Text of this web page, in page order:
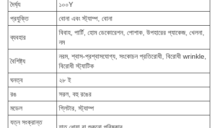
দৈর্ঘ্য
১০০Y
প্রযুক্তি
বোনা এবং স্ট্যাম্প, বোনা
ব্যবহার
বিবাহ, পার্টি, হোম ডেকোরেশন, পোশাক, উপহারের প্যাকেজ, খেলনা,
নম
বৈশিষ্ট্য
নরম, শ্বাস-প্রশ্বাসযোগ্য, সংকোচন প্রতিরোধী, বিরোধী wrinkle,
বিরোধী স্ট্যাটিক
ঘনত্ব
২৮ ই
রঙ
সরল, বহু রঙের
মডেল
গ্লিটার, স্ট্যাম্প
যত্ন সংক্রান্ত